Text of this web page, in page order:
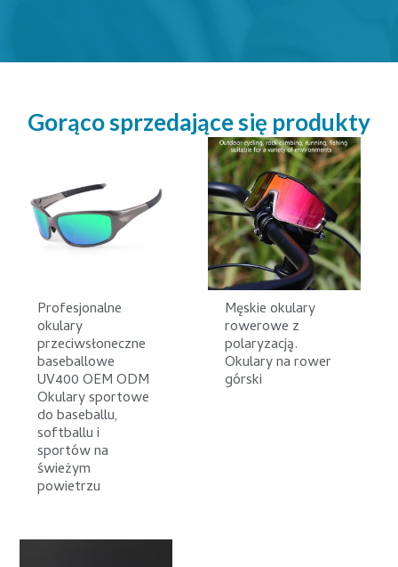
Gorąco sprzedające się produkty
Profesjonalne
okulary
przeciwsłoneczne
baseballowe
UV400 OEM ODM
Okulary sportowe
do baseballu,
softballu i
sportów na
świeżym
powietrzu
Męskie okulary
rowerowe z
polaryzacją.
Okulary na rower
górski